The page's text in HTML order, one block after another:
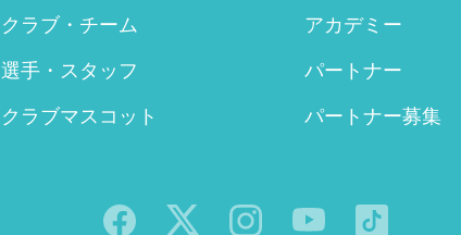
クラブ・チーム
選手・スタッフ
クラブマスコット
アカデミー
パートナー
パートナー募集